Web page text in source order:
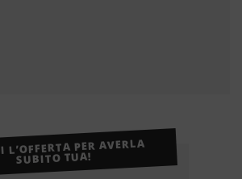
L’OFFERTA PER AVERLA
SUBITO TUA!